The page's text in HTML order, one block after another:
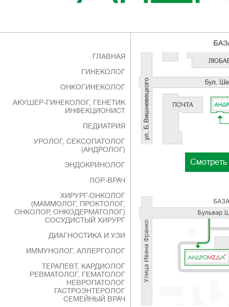
ГЛАВНАЯ
ГИНЕКОЛОГ
ОНКОГИНЕКОЛОГ
АКУШЕР-ГИНЕКОЛОГ, ГЕНЕТИК
ИНФЕКЦИОНИСТ
ПЕДИАТРИЯ
УРОЛОГ, СЕКСОПАТОЛОГ
(АНДРОЛОГ)
ЭНДОКРИНОЛОГ
ЛОР-ВРАЧ
ХИРУРГ-ОНКОЛОГ
(МАММОЛОГ, ПРОКТОЛОГ,
ОНКОЛОР, ОНКОДЕРМАТОЛОГ)
СОСУДИСТЫЙ ХИРУРГ
ДИАГНОСТИКА И УЗИ
ИММУНОЛОГ, АЛЛЕРГОЛОГ
ТЕРАПЕВТ, КАРДИОЛОГ
РЕВМАТОЛОГ, ГЕМАТОЛОГ
НЕВРОПАТОЛОГ
ГАСТРОЭНТЕРОЛОГ
СЕМЕЙНЫЙ ВРАЧ
Смотреть